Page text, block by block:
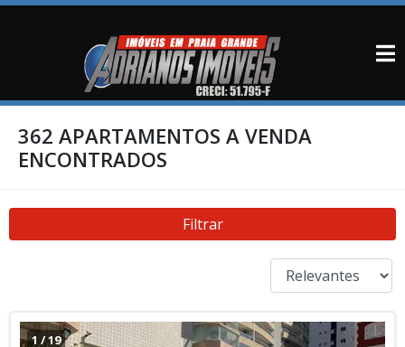
362 APARTAMENTOS A VENDA
ENCONTRADOS
Filtrar
1 /19